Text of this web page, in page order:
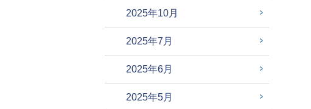
2025年10月
2025年7月
2025年6月
2025年5月